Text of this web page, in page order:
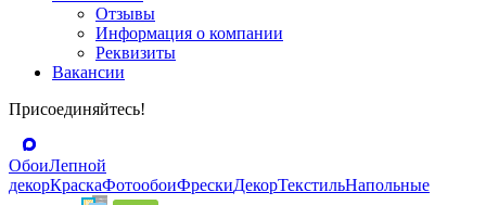
Отзывы
Информация о компании
Реквизиты
Вакансии
Присоединяйтесь!
ОбоиЛепной
декорКраскаФотообоиФрескиДекорТекстильНапольные